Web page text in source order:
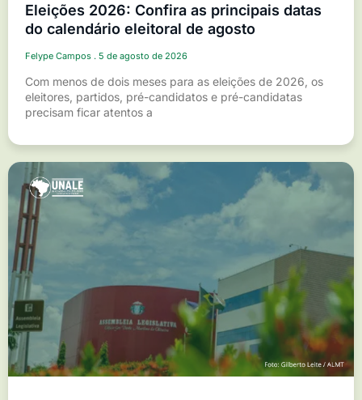
Eleições 2026: Confira as principais datas
do calendário eleitoral de agosto
Felype Campos 5 de agosto de 2026
Com menos de dois meses para as eleições de 2026, os
eleitores, partidos, pré-candidatos e pré-candidatas
precisam ficar atentos a